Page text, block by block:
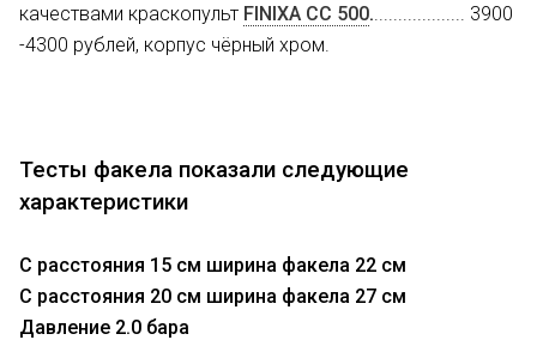
качествами краскопульт FINIXA CC 500.................... 3900
-4300 рублей, корпус чёрный хром.
Тесты факела показали следующие
характеристики
С расстояния 15 см ширина факела 22 см
С расстояния 20 см ширина факела 27 см
Давление 2.0 бара